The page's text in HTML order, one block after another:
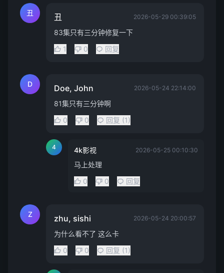
丑 丑 2026-05-29 00:39:05
83集只有三分钟修复一下
1
0 回复
D Doe, John 2026-05-24 22:14:00
81集只有三分钟啊
0
0 回复 (1)
4 4k影视 2026-05-25 00:10:30
马上处理
0
0 回复
Z zhu, sishi 2026-05-24 20:00:57
为什么看不了 这么卡
0
0 回复 (1)